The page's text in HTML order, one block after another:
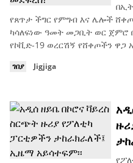
የጸጥታ ችግር የምግብ እና ሌሎች
ካሳለፍነው ዓመት መጋቢት ወር ጀምሮ
የኮቪድ-19 ወረርሽኝ የሸቀጦችን ዋጋ
ገበያ Jigjiga